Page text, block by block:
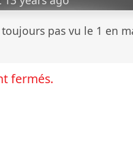
toujours pas vu le 1 en
fermés.